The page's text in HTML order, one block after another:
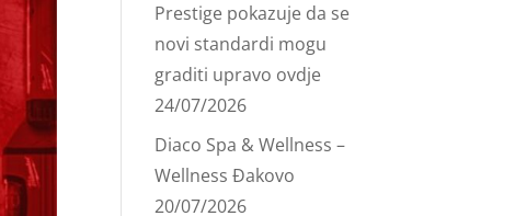
Prestige pokazuje da se
novi standardi mogu
graditi upravo ovdje
24/07/2026
Diaco Spa & Wellness –
Wellness Đakovo
20/07/2026